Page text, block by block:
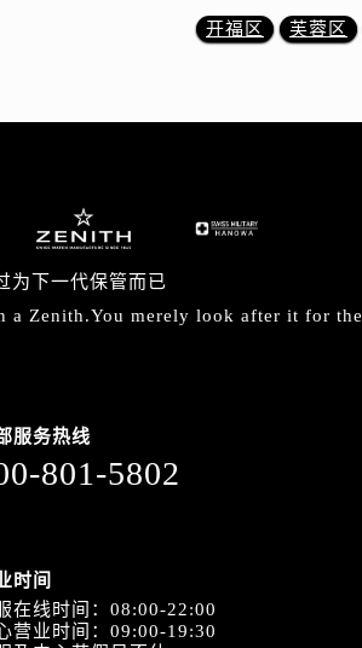
开福区 芙蓉区
为下一代保管而已
a Zenith.You merely look after it for the
服务热线
801-5802
时间
在线时间：08:00-22:00
营业时间：09:00-19:30